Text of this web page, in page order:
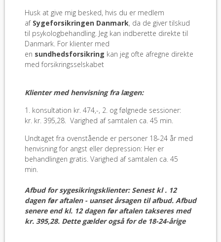
Husk at give mig besked, hvis du er medlem
af Sygeforsikringen Danmark, da de giver tilskud
til psykologbehandling. Jeg kan indberette direkte til
Danmark. For klienter med
en sundhedsforsikring kan jeg ofte afregne direkte
med forsikringsselskabet
Klienter med henvisning fra lægen:
1. konsultation kr. 474,-, 2. og følgnede sessioner:
kr. kr. 395,28. Varighed af samtalen ca. 45 min.
Undtaget fra ovenstående er personer 18-24 år med
henvisning for angst eller depression: Her er
behandlingen gratis. Varighed af samtalen ca. 45
min.
Afbud for sygesikringsklienter: Senest kl . 12
dagen før aftalen - uanset årsagen til afbud. Afbud
senere end kl. 12 dagen før aftalen takseres med
kr. 395,28. Dette gælder også for de 18-24-årige